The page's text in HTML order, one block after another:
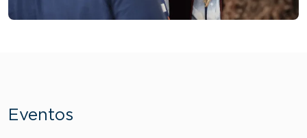
Eventos